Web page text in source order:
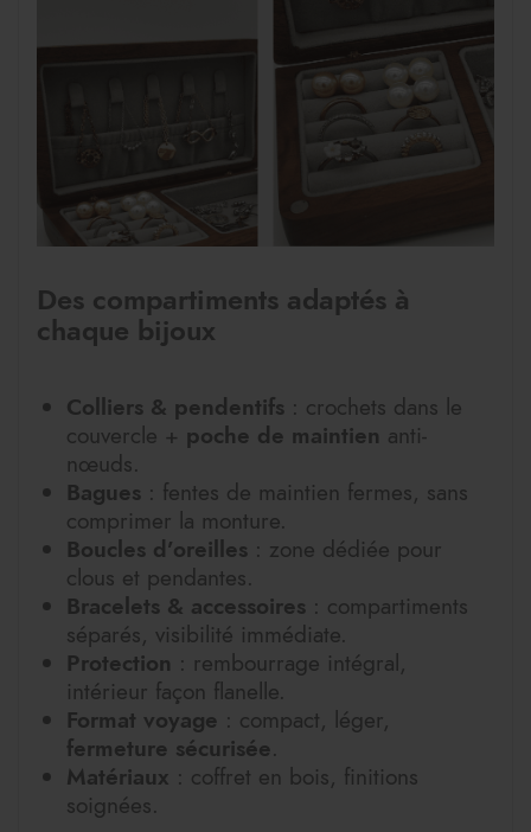
Des compartiments adaptés à
chaque bijoux
Colliers & pendentifs : crochets dans le
couvercle + poche de maintien anti-
nœuds.
Bagues : fentes de maintien fermes, sans
comprimer la monture.
Boucles d’oreilles : zone dédiée pour
clous et pendantes.
Bracelets & accessoires : compartiments
séparés, visibilité immédiate.
Protection : rembourrage intégral,
intérieur façon flanelle.
Format voyage : compact, léger,
fermeture sécurisée.
Matériaux : coffret en bois, finitions
soignées.